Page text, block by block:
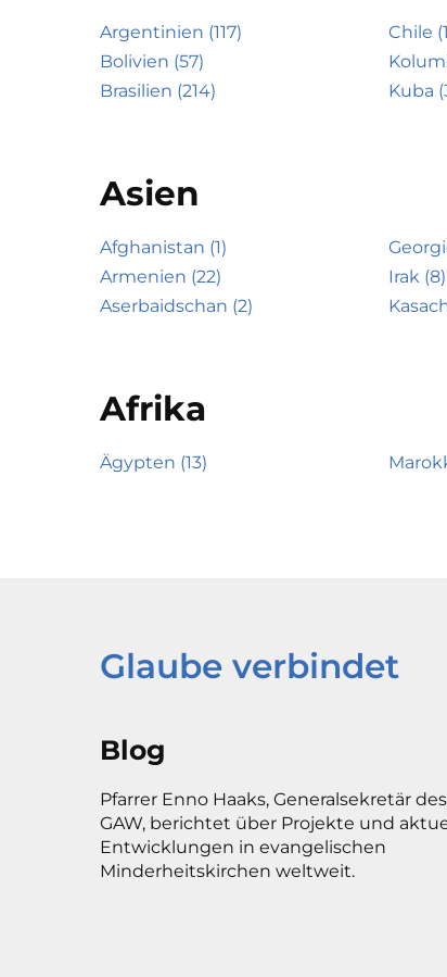
Argentinien (117)
Bolivien (57)
Brasilien (214)
Chile
Kuba
Asien
Afghanistan (1)
Armenien (22)
Aserbaidschan (2)
Irak (8)
Afrika
Ägypten (13)
Glaube verbindet
Blog
Pfarrer Enno Haaks, Generalsekretär des
GAW, berichtet über Projekte und
Entwicklungen in evangelischen
Minderheitskirchen weltweit.